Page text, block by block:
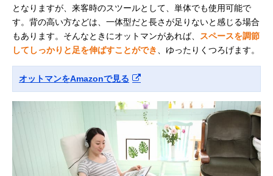
となりますが、来客時のスツールとして、単体でも使用可能で
す。背の高い方などは、一体型だと長さが足りないと感じる場合
もあります。そんなときにオットマンがあれば、
スペースを調節
してしっかりと足を伸ばすことができ
、ゆったりくつろげます。
オットマンをAmazonで見る